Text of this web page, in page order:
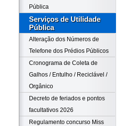
Pública
Serviços de Utilidade
Pública
Alteração dos Números de
Telefone dos Prédios Públicos
Cronograma de Coleta de
Galhos / Entulho / Reciclável /
Orgânico
Decreto de feriados e pontos
facultativos 2026
Regulamento concurso Miss